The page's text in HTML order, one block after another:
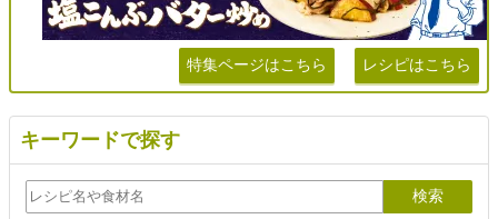
特集ページはこちら レシピはこちら
キーワードで探す